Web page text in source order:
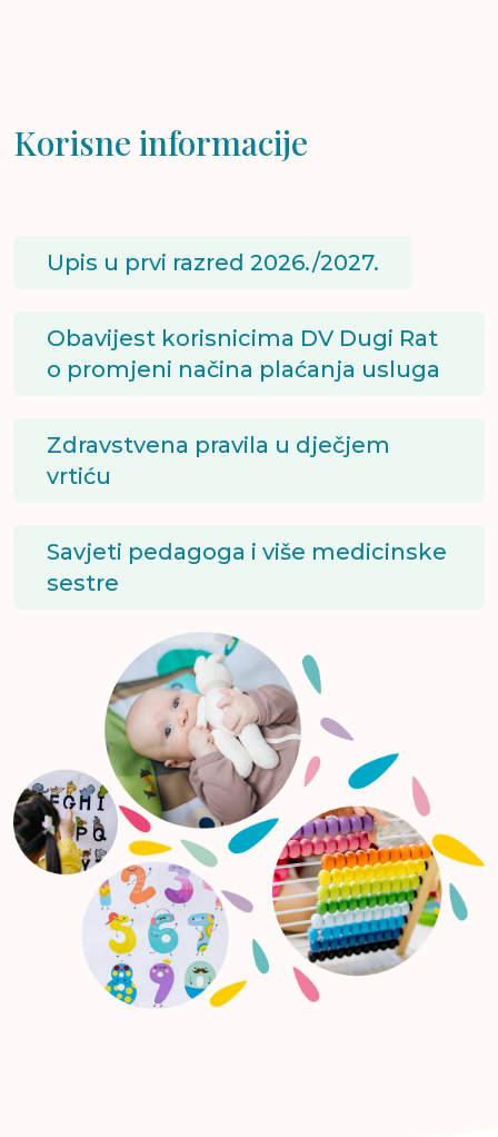
Korisne informacije
Upis u prvi razred 2026./2027.
Obavijest korisnicima DV Dugi Rat
o promjeni načina plaćanja usluga
Zdravstvena pravila u dječjem
vrtiću
Savjeti pedagoga i više medicinske
sestre